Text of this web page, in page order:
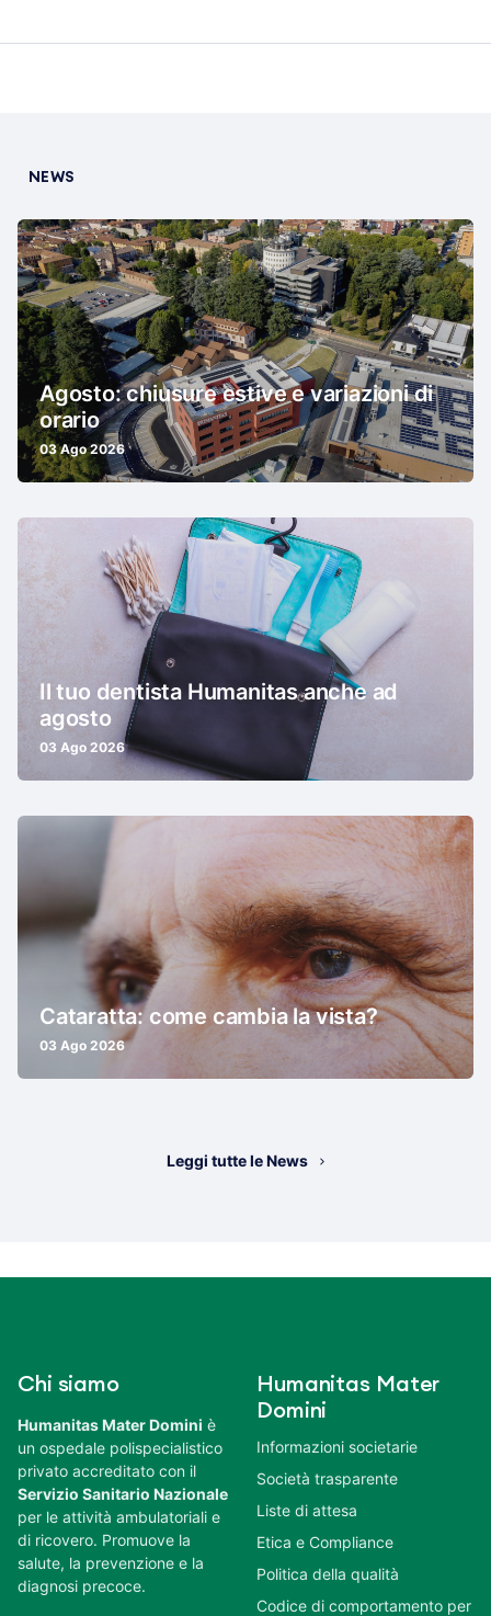
NEWS
Agosto: chiusure estive e variazioni di
orario
03 Ago 2026
Il tuo dentista Humanitas anche ad
agosto
03 Ago 2026
Cataratta: come cambia la vista?
03 Ago 2026
Leggi tutte le News
Chi siamo
Humanitas Mater Domini è
un ospedale polispecialistico
privato accreditato con il
Servizio Sanitario Nazionale
per le attività ambulatoriali e
di ricovero. Promuove la
salute, la prevenzione e la
diagnosi precoce.
Humanitas Mater
Domini
Informazioni societarie
Società trasparente
Liste di attesa
Etica e Compliance
Politica della qualità
Codice di comportamento per